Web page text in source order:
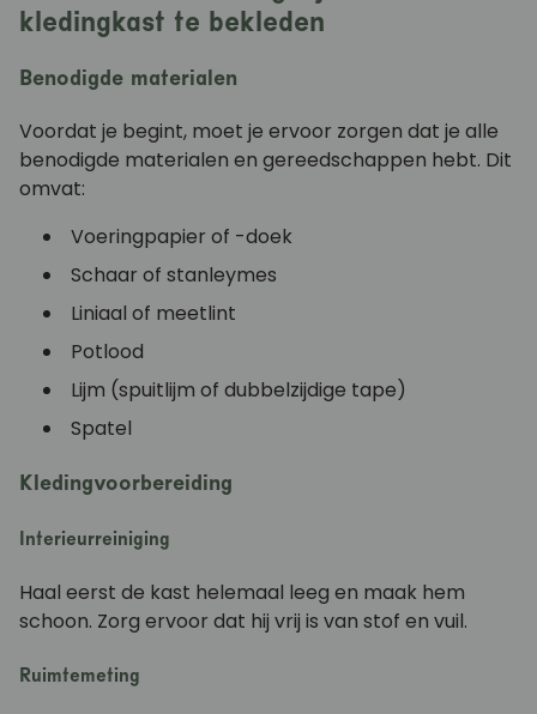
kledingkast te bekleden
Benodigde materialen
Voordat je begint, moet je ervoor zorgen dat je alle
benodigde materialen en gereedschappen hebt. Dit
omvat:
Voeringpapier of -doek
Schaar of stanleymes
Liniaal of meetlint
Potlood
Lijm (spuitlijm of dubbelzijdige tape)
Spatel
Kledingvoorbereiding
Interieurreiniging
Haal eerst de kast helemaal leeg en maak hem
schoon. Zorg ervoor dat hij vrij is van stof en vuil.
Ruimtemeting